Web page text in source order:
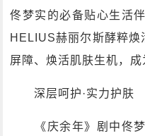
佟梦实的必备贴心生活
HELIUS赫丽尔斯酵粹
屏障、焕活肌肤生机，成
深层呵护·实力护肤
《庆余年》剧中佟梦